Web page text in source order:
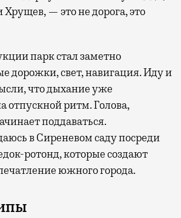
Хрущев, — это не дорога, это
парк стал заметно
дорожки, свет, навигация. Иду и
что дыхание уже
отпускной ритм. Голова,
поддаваться.
в Сиреневом саду посреди
ротонд, которые создают
южного города.